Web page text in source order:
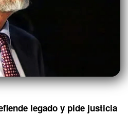
legado y pide justicia